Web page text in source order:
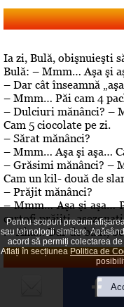
Ia zi, Bulă, obişnuieşti
Bulă: – Mmm… Aşa şi
– Dar cât înseamnă
– Mmm… Păi cam 4
– Dulciuri mănânci? –
Cam 5 ciocolate pe zi.
– Sărat mănânci?
– Mmm… Aşa şi aşa…
– Grăsimi mănânci? –
Cam un kil- două de
– Prăjit mănânci?
– Mmm… Aşa şi aşa…
cartofi prăjiţi,
.– Aha… Dar de băut,
Despre "cazul"
Pentru scopuri precum
sau tehnologii similare.
acord să permiți colectarea
Aflați în secțiunea Politica de